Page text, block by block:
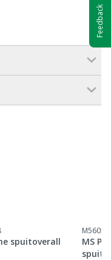
spuitoverall
MS
Feedback